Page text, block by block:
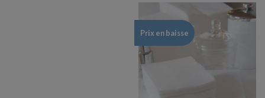
Prix en baisse